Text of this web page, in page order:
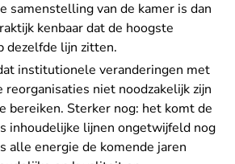
samenstelling van de kamer is dan
kenbaar dat de hoogste
dezelfde lijn zitten.
institutionele veranderingen met
reorganisaties niet noodzakelijk zijn
bereiken. Sterker nog: het komt de
inhoudelijke lijnen ongetwijfeld nog
alle energie de komende jaren